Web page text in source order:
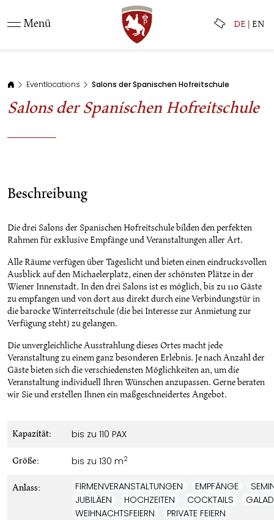
DE EN
Menü
Eventlocations Salons der Spanischen Hofreitschule
Salons der Spanischen Hofreitschule
Beschreibung
Die drei Salons der Spanischen Hofreitschule bilden den perfekten
Rahmen für exklusive Empfänge und Veranstaltungen aller Art.
Alle Räume verfügen über Tageslicht und bieten einen eindrucksvollen
Ausblick auf den Michaelerplatz, einen der schönsten Plätze in der
Wiener Innenstadt. In den drei Salons ist es möglich, bis zu 110 Gäste
zu empfangen und von dort aus direkt durch eine Verbindungstür in
die barocke Winterreitschule (die bei Interesse zur Anmietung zur
Verfügung steht) zu gelangen.
Die unvergleichliche Ausstrahlung dieses Ortes macht jede
Veranstaltung zu einem ganz besonderen Erlebnis. Je nach Anzahl der
Gäste bieten sich die verschiedensten Möglichkeiten an, um die
Veranstaltung individuell Ihren Wünschen anzupassen. Gerne beraten
wir Sie und erstellen Ihnen ein maßgeschneidertes Angebot.
Kapazität: bis zu 110 PAX
Größe: bis zu 130 m2
Anlass: FIRMENVERANSTALTUNGEN EMPFÄNGE
JUBILÄEN
HOCHZEITEN COCKTAILS
WEIHNACHTSFEIERN
PRIVATE FEIERN